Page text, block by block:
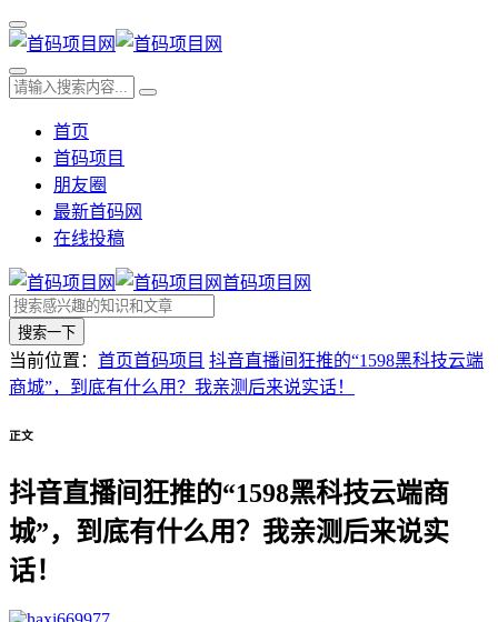
首页
首码项目
朋友圈
最新首码网
在线投稿
首码项目网
搜索一下
当前位置： 首页首码项目 抖音直播间狂推的“1598黑科技云端
商城”，到底有什么用？我亲测后来说实话！
正文
抖音直播间狂推的“1598黑科技云端商
城”，到底有什么用？我亲测后来说实
话！